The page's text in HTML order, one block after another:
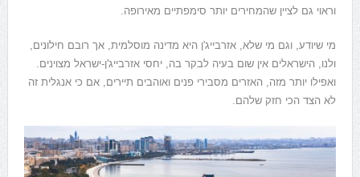
וראוי גם לציין שהמחירים יותר סימפתיים מאירופה.
מי שיודע, וגם מי שלא, אזרבייג'ן היא מדינה מוסלמית, אך רובם חילונים,
ולנו, הישראלים אין שום בעיה לבקר בה, יחסי אזרבייג'ן-ישראל מצוינים.
ואפילו יותר מזה, האזרים מסבירי פנים ואוהבים תיירים, אם כי אנגלית זה
לא הצד הכי חזק שלהם.